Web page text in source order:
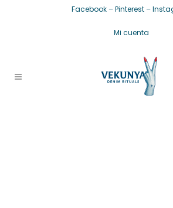
Facebook–Pinterest–
Mi cuenta